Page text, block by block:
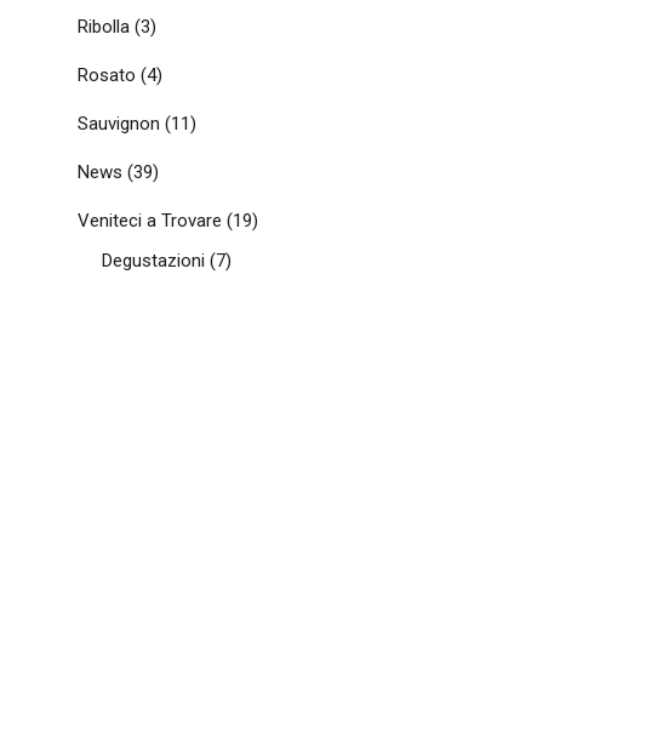
Ribolla (3)
Rosato (4)
Sauvignon (11)
News (39)
Veniteci a Trovare (19)
Degustazioni (7)